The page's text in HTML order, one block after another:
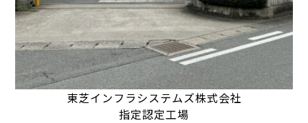
東芝インフラシステムズ株式会社
指定認定工場